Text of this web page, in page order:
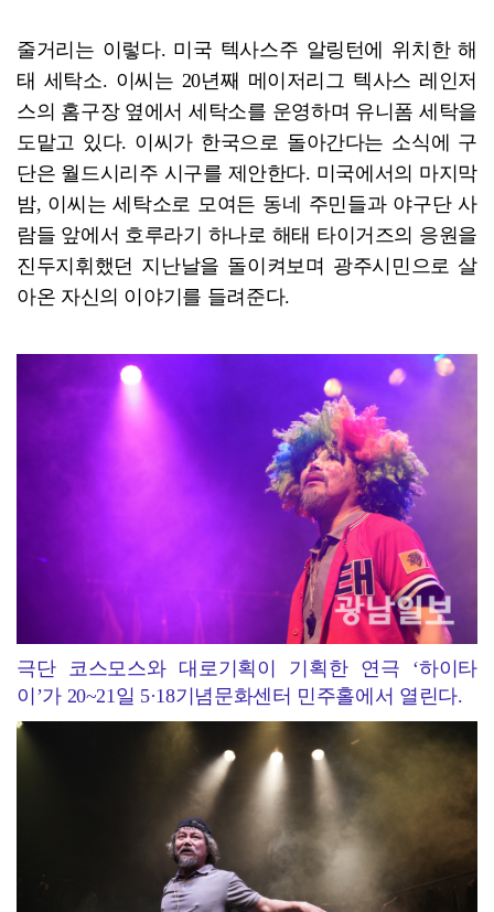
줄거리는 이렇다. 미국 텍사스주 알링턴에 위치한 해
태 세탁소. 이씨는 20년째 메이저리그 텍사스 레인저
스의 홈구장 옆에서 세탁소를 운영하며 유니폼 세탁을
도맡고 있다. 이씨가 한국으로 돌아간다는 소식에 구
단은 월드시리주 시구를 제안한다. 미국에서의 마지막
밤, 이씨는 세탁소로 모여든 동네 주민들과 야구단 사
람들 앞에서 호루라기 하나로 해태 타이거즈의 응원을
진두지휘했던 지난날을 돌이켜보며 광주시민으로 살
아온 자신의 이야기를 들려준다.
극단 코스모스와 대로기획이 기획한 연극 ‘하이타
이’가 20~21일 5·18기념문화센터 민주홀에서 열린다.